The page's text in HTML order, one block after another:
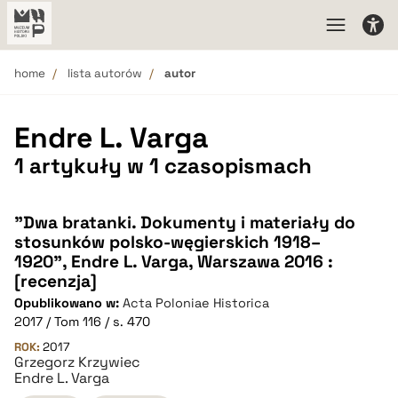
home lista autorów autor
Endre L. Varga
1 artykuły w 1 czasopismach
"Dwa bratanki. Dokumenty i materiały do
stosunków polsko-węgierskich 1918–
1920", Endre L. Varga, Warszawa 2016 :
[recenzja]
Opublikowano w: Acta Poloniae Historica
2017 / Tom 116 / s. 470
ROK: 2017
Grzegorz Krzywiec
Endre L. Varga